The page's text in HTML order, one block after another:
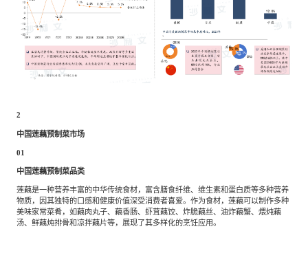
2
中国莲藕预制菜市场
01
中国莲藕预制菜品类
莲藕是一种营养丰富的中华传统食材，富含膳食纤维、维生素和蛋白质等多种营养
物质，因其独特的口感和健康价值深受消费者喜爱。作为食材，莲藕可以制作多种
美味家常菜肴，如藕肉丸子、藕香肠、虾茸藕饺、炸脆藕丝、油炸藕蟹、煨炖藕
汤、鲜藕炖排骨和凉拌藕片等，展现了其多样化的烹饪应用。